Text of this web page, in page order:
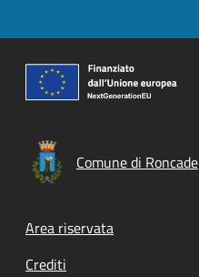
Comune di Roncade
Footer menu
Area riservata
Crediti